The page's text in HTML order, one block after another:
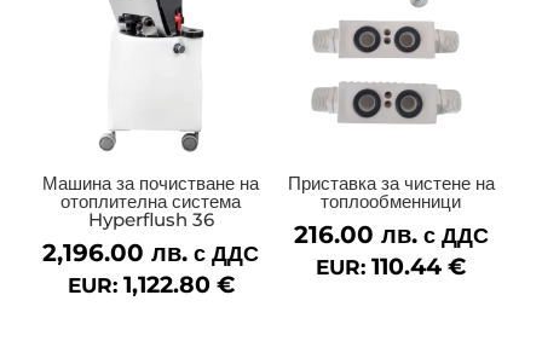
Машина за почистване на
отоплителна система
Hyperflush 36
2,196.00лв. с ДДС
EUR: 1,122.80 €
Приставка за чистене на
топлообменници
216.00 лв. с ДДС
EUR: 110.44 €